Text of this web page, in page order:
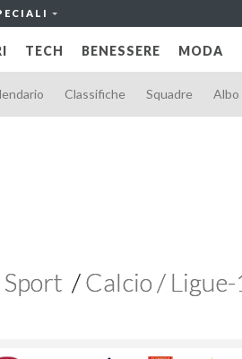
TECH BENESSERE MODA
Classifiche Squadre Albo
Sport Calcio / Ligue-